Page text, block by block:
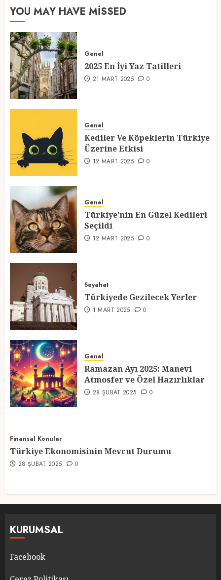
1
21 MART 2025
2
Üzerine Etkisi
12 MART 2025 0
3
Seçildi
12 MART 2025 0
4
1 MART 2025
5
Atmosfer ve Özel Hazırlıklar
28 ŞUBAT 2025 0
YOU MAY HAVE MISSED
Genel
2025 En İyi Yaz Tatilleri
21 MART 2025 0
Genel
Kediler Ve Köpeklerin Türkiye
Üzerine Etkisi
12 MART 2025 0
Genel
Türkiye’nin En Güzel Kedileri
Seçildi
12 MART 2025 0
Seyahat
Türkiyede Gezilecek Yerler
1 MART 2025 0
Genel
Ramazan Ayı 2025: Manevi
Atmosfer ve Özel Hazırlıklar
28 ŞUBAT 2025 0
Finansal Konular
Türkiye Ekonomisinin Mevcut Durumu
28 ŞUBAT 2025 0
KURUMSAL
Facebook